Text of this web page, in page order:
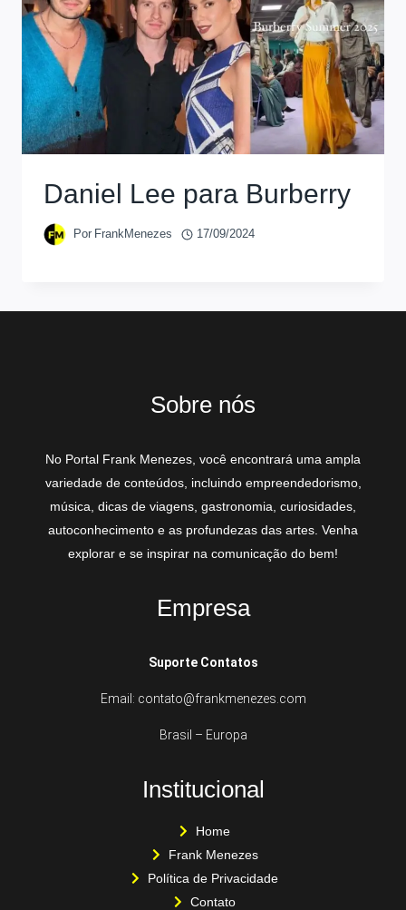
Daniel Lee para Burberry
Por FrankMenezes 17/09/2024
Sobre nós
No Portal Frank Menezes, você encontrará uma ampla
variedade de conteúdos, incluindo empreendedorismo,
música, dicas de viagens, gastronomia, curiosidades,
autoconhecimento e as profundezas das artes. Venha
explorar e se inspirar na comunicação do bem!
Empresa
Suporte Contatos
Email: contato@frankmenezes.com
Brasil – Europa
Institucional
Home
Frank Menezes
Política de Privacidade
Contato